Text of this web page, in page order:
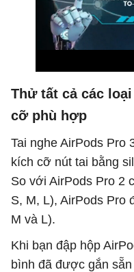
Thử tất cả các
cỡ phù hợp
Tai nghe AirPods Pro
kích cỡ nút tai bằng
So với AirPods Pro 2
S, M, L), AirPods Pro
M và L).
Khi bạn đập hộp
bình đã được gắn